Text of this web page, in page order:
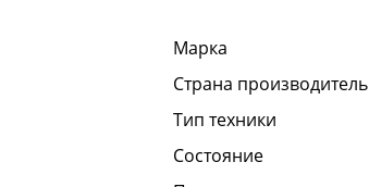
Марка
Страна производитель
Тип техники
Состояние